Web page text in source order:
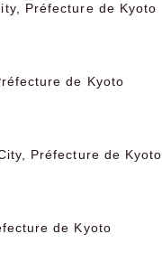
Préfecture de Kyoto
de Kyoto
Préfecture de Kyoto
de Kyoto